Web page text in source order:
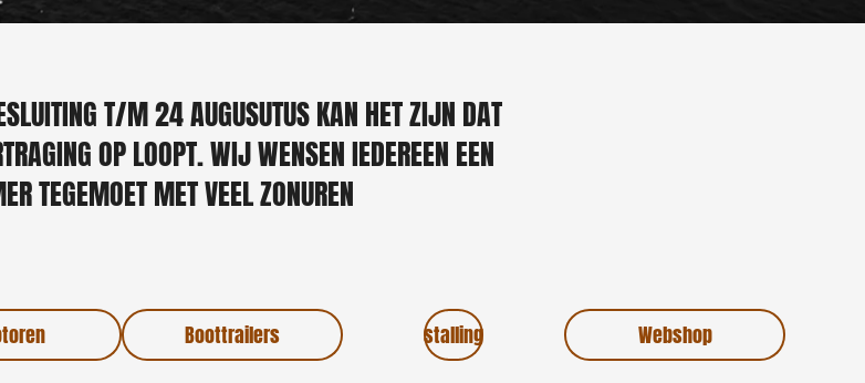
T/M 24 AUGUSUTUS KAN HET ZIJN DAT
OP LOOPT. WIJ WENSEN IEDEREEN EEN
TEGEMOET MET VEEL ZONUREN
Boottrailers stalling Webshop